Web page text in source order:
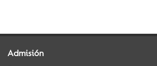
Admisión